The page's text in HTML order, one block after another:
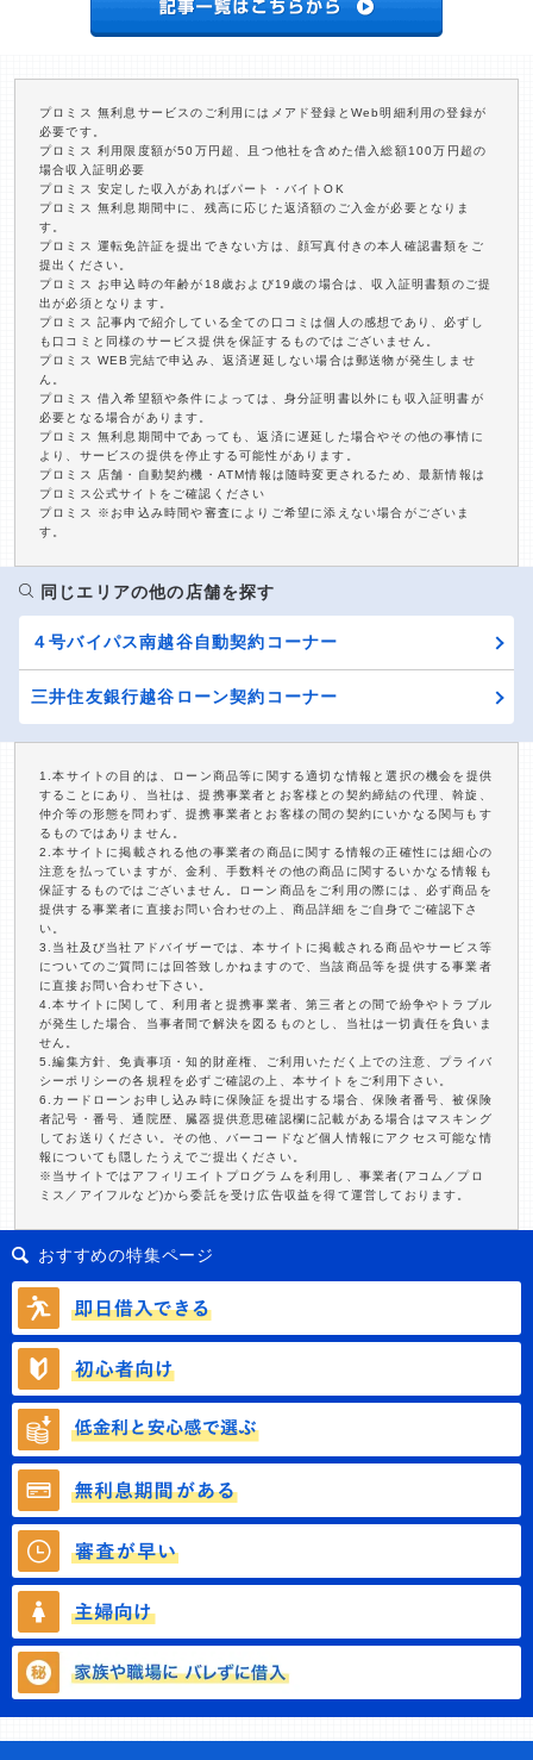
プロミス 無利息サービスのご利用にはメアド登録とWeb明細利用の登録が
必要です。
プロミス 利用限度額が50万円超、且つ他社を含めた借入総額100万円超の
場合収入証明必要
プロミス 安定した収入があればパート・バイトOK
プロミス 無利息期間中に、残高に応じた返済額のご入金が必要となりま
す。
プロミス 運転免許証を提出できない方は、顔写真付きの本人確認書類をご
提出ください。
プロミス お申込時の年齢が18歳および19歳の場合は、収入証明書類のご提
出が必須となります。
プロミス 記事内で紹介している全ての口コミは個人の感想であり、必ずし
も口コミと同様のサービス提供を保証するものではございません。
プロミス WEB完結で申込み、返済遅延しない場合は郵送物が発生しませ
ん。
プロミス 借入希望額や条件によっては、身分証明書以外にも収入証明書が
必要となる場合があります。
プロミス 無利息期間中であっても、返済に遅延した場合やその他の事情に
より、サービスの提供を停止する可能性があります。
プロミス 店舗・自動契約機・ATM情報は随時変更されるため、最新情報は
プロミス公式サイトをご確認ください
プロミス ※お申込み時間や審査によりご希望に添えない場合がございま
す。
同じエリアの他の店舗を探す
４号バイパス南越谷自動契約コーナー
三井住友銀行越谷ローン契約コーナー
1.本サイトの目的は、ローン商品等に関する適切な情報と選択の機会を提供
することにあり、当社は、提携事業者とお客様との契約締結の代理、斡旋、
仲介等の形態を問わず、提携事業者とお客様の間の契約にいかなる関与もす
るものではありません。
2.本サイトに掲載される他の事業者の商品に関する情報の正確性には細心の
注意を払っていますが、金利、手数料その他の商品に関するいかなる情報も
保証するものではございません。ローン商品をご利用の際には、必ず商品を
提供する事業者に直接お問い合わせの上、商品詳細をご自身でご確認下さ
い。
3.当社及び当社アドバイザーでは、本サイトに掲載される商品やサービス等
についてのご質問には回答致しかねますので、当該商品等を提供する事業者
に直接お問い合わせ下さい。
4.本サイトに関して、利用者と提携事業者、第三者との間で紛争やトラブル
が発生した場合、当事者間で解決を図るものとし、当社は一切責任を負いま
せん。
5.編集方針、免責事項・知的財産権、ご利用いただく上での注意、プライバ
シーポリシーの各規程を必ずご確認の上、本サイトをご利用下さい。
6.カードローンお申し込み時に保険証を提出する場合、保険者番号、被保険
者記号・番号、通院歴、臓器提供意思確認欄に記載がある場合はマスキング
してお送りください。その他、バーコードなど個人情報にアクセス可能な情
報についても隠したうえでご提出ください。
※当サイトではアフィリエイトプログラムを利用し、事業者(アコム／プロ
ミス／アイフルなど)から委託を受け広告収益を得て運営しております。
おすすめの特集ページ